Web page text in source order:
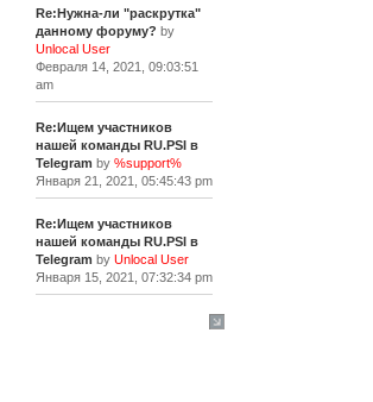
Re:Нужна-ли "раскрутка"
данному форуму? by
Unlocal User
Февраля 14, 2021, 09:03:51
am
Re:Ищем участников
нашей команды RU.PSI в
Telegram by %support%
Января 21, 2021, 05:45:43 pm
Re:Ищем участников
нашей команды RU.PSI в
Telegram by Unlocal User
Января 15, 2021, 07:32:34 pm